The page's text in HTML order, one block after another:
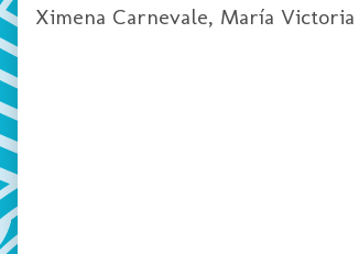
Ximena Carnevale, María